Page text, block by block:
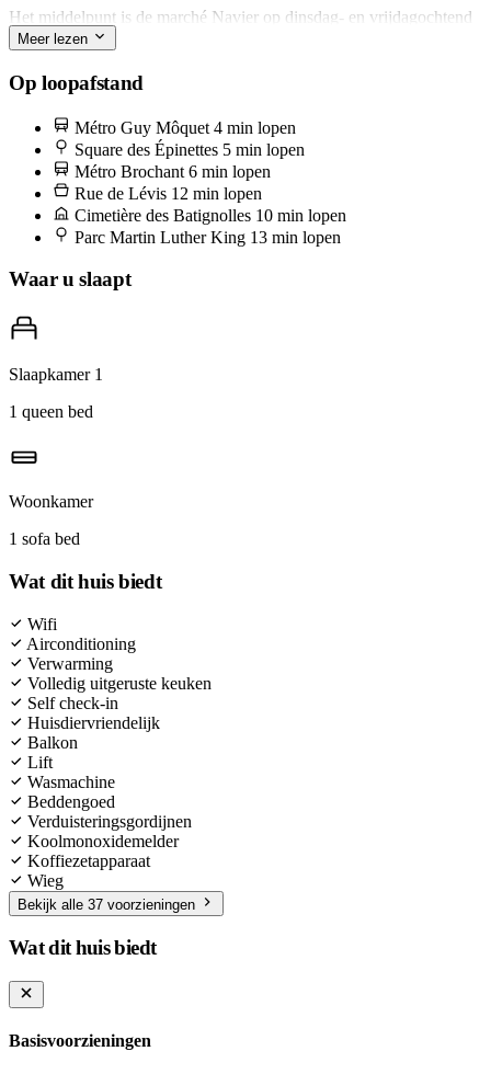
Het middelpunt is de marché Navier op dinsdag- en vrijdagochtend
— drie korte blokken vol producenten, een Portugese kraam met
pastéis de nata die nog warm uit de oven komen, en een
terwijl je wacht. Neem contant geld en een canvas tas mee. Daarna
koffie bij Le Bal café bij het oude SNCF-depot, waar het publiek
half uit fotografen bestaat en half uit locals die Libération lezen.
Meer lezen
Op loopafstand
Métro Guy Môquet 4 min lopen
Square des Épinettes 5 min lopen
Métro Brochant 6 min lopen
Rue de Lévis 12 min lopen
Cimetière des Batignolles 10 min lopen
Parc Martin Luther King 13 min lopen
Waar u slaapt
Slaapkamer 1
1 queen bed
Woonkamer
1 sofa bed
Wat dit huis biedt
Wifi
Airconditioning
Verwarming
Volledig uitgeruste keuken
Self check-in
Huisdiervriendelijk
Balkon
Lift
Wasmachine
Beddengoed
Verduisteringsgordijnen
Koolmonoxidemelder
Koffiezetapparaat
Wieg
Bekijk alle 37 voorzieningen
Wat dit huis biedt
Basisvoorzieningen